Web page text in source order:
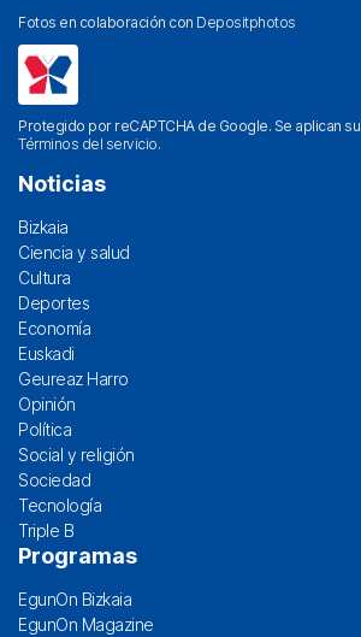
Fotos en colaboración con Depositphotos
Protegido por reCAPTCHA de Google. Se aplican su
Términos del servicio.
Noticias
Bizkaia
Ciencia y salud
Cultura
Deportes
Economía
Euskadi
Geureaz Harro
Opinión
Política
Social y religión
Sociedad
Tecnología
Triple B
Programas
EgunOn Bizkaia
EgunOn Magazine